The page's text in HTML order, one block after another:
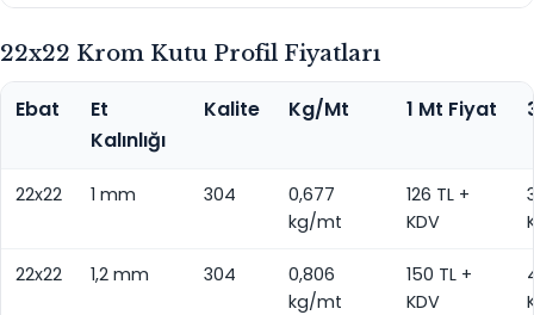
22x22 Krom Kutu Profil Fiyatları
Ebat
Et
Kalınlığı
Kalite Kg/Mt 1 Mt Fiyat
22x22 1 mm 304
0,677
kg/mt
126 TL +
KDV
22x22 1,2 mm 304
0,806
kg/mt
150 TL +
KDV